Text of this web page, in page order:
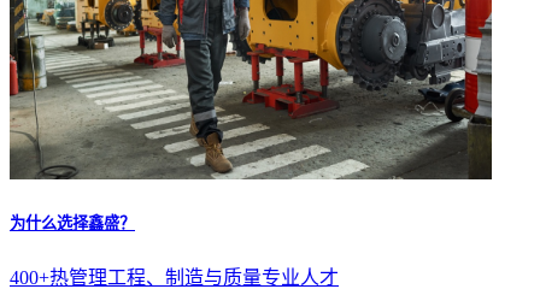
为什么选择鑫盛？
400+热管理工程、制造与质量专业人才